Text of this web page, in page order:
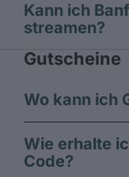
Kann ich
streamen?
Gutscheine
Wo kann ich
Wie erhalte
Code?